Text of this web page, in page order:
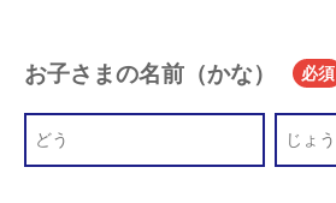
お子さまの名前（かな） 必須